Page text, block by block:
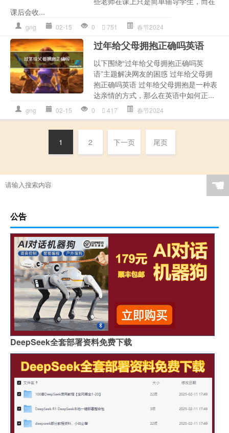
课后会收...
gng 02-15 0 751 春节2024
过年给父母拥抱正确吗英语
以下围绕“过年给父母拥抱正确吗英
语”主题解决网友的困惑 过年给父母拥
抱正确吗英语 过年给父母拥抱是一种表
达亲情的方式，那么在英语中如何正...
gng 02-15 0 417 春节2024
1 2 下一页 尾页
☚
公告
DeepSeek全套部署资料免费下载